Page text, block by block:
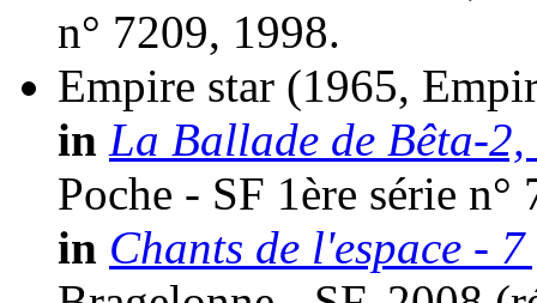
n° 7209, 1998.
Empire star (1965,
in La Ballade de Bêta-
Poche - SF 1ère série n°
in Chants de l'espace -